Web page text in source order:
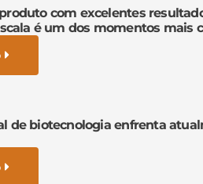
com excelentes
é um dos momentos mais
de biotecnologia enfrenta